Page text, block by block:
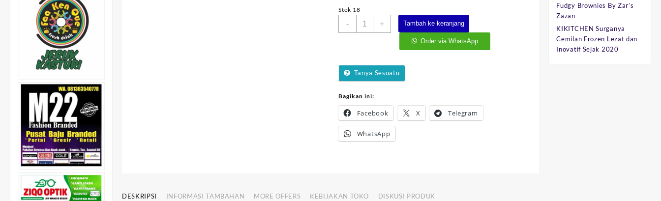
Stok 18
-
Kuantitas+ Tambah ke keranjang
Order via WhatsApp
Tanya Sesuatu
Bagikan ini:
Facebook X Telegram
WhatsApp
DESKRIPSI INFORMASI TAMBAHAN MORE OFFERS KEBIJAKAN TOKO DISKUSI PRODUK
Fudgy Brownies By Zar’s
Zazan
KIKITCHEN Surganya
Cemilan Frozen Lezat dan
Inovatif Sejak 2020